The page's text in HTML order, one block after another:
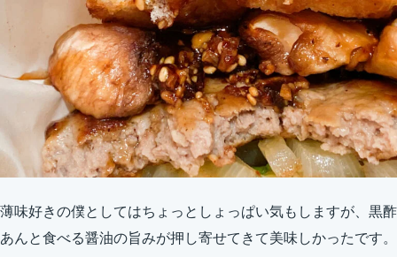
薄味好きの僕としてはちょっとしょっぱい気もしますが、黒酢
あんと食べる醤油の旨みが押し寄せてきて美味しかったです。